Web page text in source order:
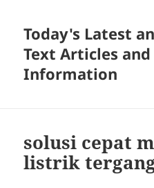
Today's Latest
Text Articles and
Information
solusi cepat
listrik